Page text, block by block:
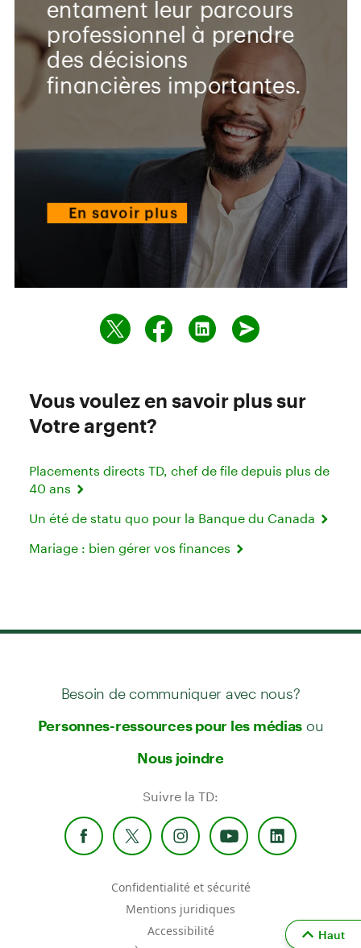
Vous voulez en savoir plus sur
Votre argent?
Placements directs TD, chef de file depuis plus de
40 ans
Un été de statu quo pour la Banque du Canada
Mariage : bien gérer vos finances
Besoin de communiquer avec nous?
Personnes-ressources pour les médias ou
Nous joindre
Suivre la TD:
Confidentialité et sécurité
Mentions juridiques
Accessibilité
Haut